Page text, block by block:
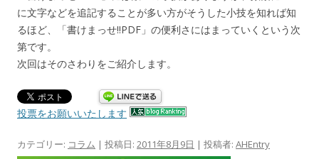
に文字などを追記することが多い方がそうした小技を知れば知
るほど、「書けまっせ!!PDF」の便利さにはまっていくという次
第です。
次回はそのさわりをご紹介します。
投票をお願いいたします
カテゴリー: コラム | 投稿日: 2011年8月9日 | 投稿者: AHEntry